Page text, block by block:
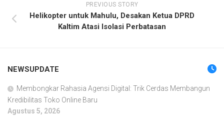
PREVIOUS STORY
Helikopter untuk Mahulu, Desakan Ketua DPRD
Kaltim Atasi Isolasi Perbatasan
NEWSUPDATE
Membongkar Rahasia Agensi Digital: Trik Cerdas Membangun
Kredibilitas Toko Online Baru
Agustus 5, 2026